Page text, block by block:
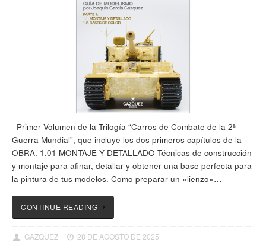
Primer Volumen de la Trilogía “Carros de Combate de la 2ª
Guerra Mundial”, que incluye los dos primeros capítulos de la
OBRA. 1.01 MONTAJE Y DETALLADO Técnicas de construcción
y montaje para afinar, detallar y obtener una base perfecta para
la pintura de tus modelos. Como preparar un «lienzo»…
CONTINUE READING
GAZQUEZ
28 DE AGOSTO DE 2025